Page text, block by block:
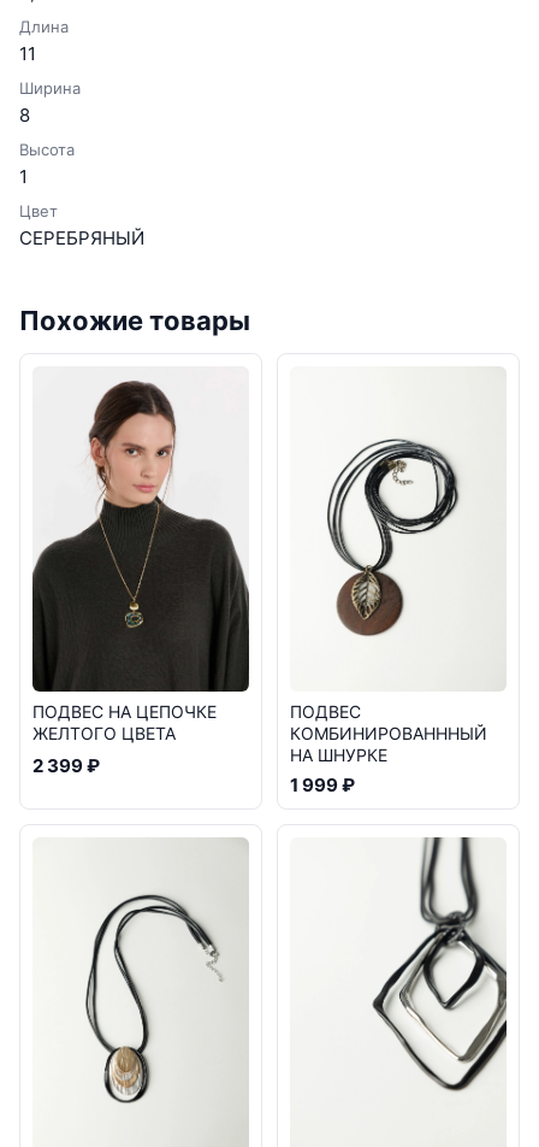
Длина
11
Ширина
8
Высота
1
Цвет
СЕРЕБРЯНЫЙ
Похожие товары
ПОДВЕС НА ЦЕПОЧКЕ
ЖЕЛТОГО ЦВЕТА
2 399 ₽
ПОДВЕС
КОМБИНИРОВАНННЫЙ
НА ШНУРКЕ
1 999 ₽